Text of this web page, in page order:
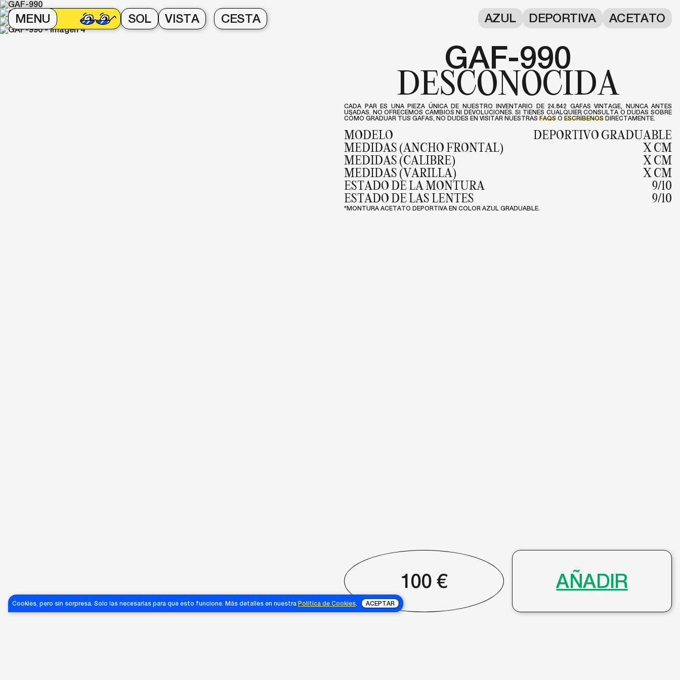
Cookies, pero sin sorpresa. Solo las necesarias para que esto funcione. Más detalles en nuestra Política de Cookies ACEPTAR
MENU SOL VISTA CESTA AZUL DEPORTIVA ACETATO
GAF-990
DESCONOCIDA
CADA PAR ES UNA PIEZA ÚNICA DE NUESTRO INVENTARIO DE 24.842 GAFAS VINTAGE, NUNCA ANTES
USADAS. NO OFRECEMOS CAMBIOS NI DEVOLUCIONES. SI TIENES CUALQUIER CONSULTA O DUDAS SOBRE
CÓMO GRADUAR TUS GAFAS, NO DUDES EN VISITAR NUESTRAS FAQS O ESCRÍBENOS DIRECTAMENTE.
MODELO
DEPORTIVO GRADUABLE
MEDIDAS (ANCHO FRONTAL)
X CM
MEDIDAS (CALIBRE)
X CM
MEDIDAS (VARILLA)
X CM
ESTADO DE LA MONTURA
9/10
ESTADO DE LAS LENTES
9/10
*MONTURA ACETATO DEPORTIVA EN COLOR AZUL GRADUABLE.
100€ AÑADIR
GAF-999 GAF-998 SUN-003